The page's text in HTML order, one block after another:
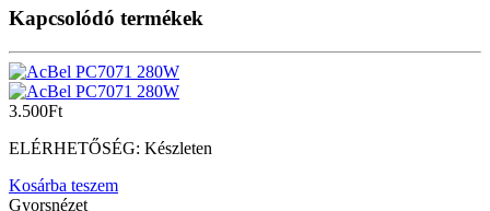
Kapcsolódó termékek
3.500Ft
ELÉRHETŐSÉG: Készleten
Kosárba teszem
Gyorsnézet